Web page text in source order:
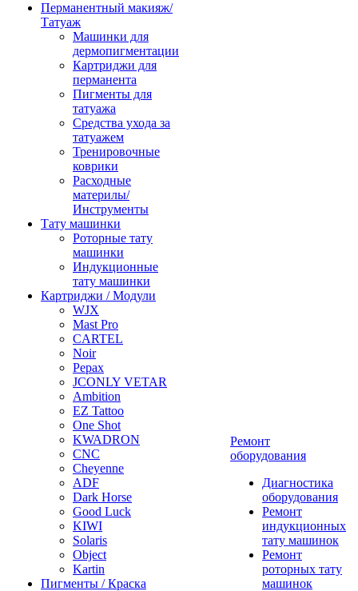
Перманентный макияж/
Татуаж
Машинки для
дермопигментации
Картриджи для
перманента
Пигменты для
татуажа
Средства ухода за
татуажем
Тренировочные
коврики
Расходные
материлы/
Инструменты
Тату машинки
Роторные тату
машинки
Индукционные
тату машинки
Картриджи / Модули
WJX
Mast Pro
CARTEL
Noir
Pepax
JCONLY VETAR
Ambition
EZ Tattoo
One Shot
KWADRON
CNC
Cheyenne
ADF
Dark Horse
Good Luck
KIWI
Solaris
Object
Kartin
Пигменты / Краска
Ремонт
оборудования
Диагностика
оборудования
Ремонт
индукционных
тату машинок
Ремонт
роторных тату
машинок